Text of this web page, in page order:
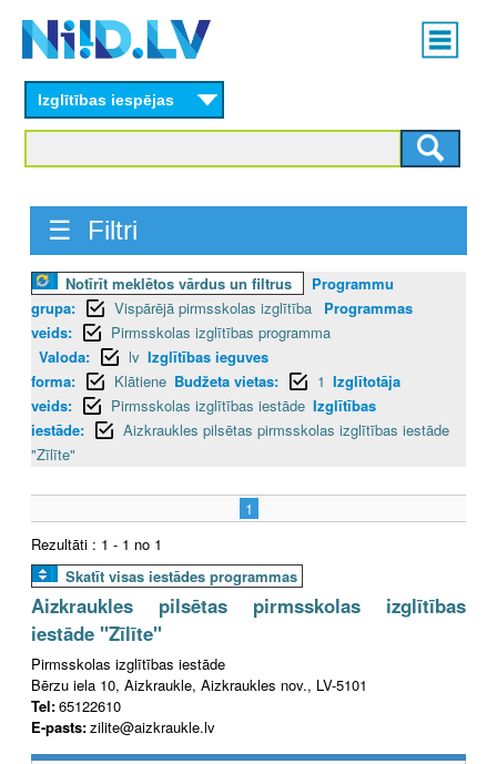
content
Main
menu
Izglītības iespējas
☰ Filtri
Notīrīt meklētos vārdus un filtrus
Programmu
grupa:
Vispārējā pirmsskolas izglītība
Programmas
veids:
Pirmsskolas izglītības programma
Valoda:
lv Izglītības ieguves
forma:
Klātiene Budžeta vietas: 1 Izglītotāja
veids:
Pirmsskolas izglītības iestāde Izglītības
iestāde:
Aizkraukles pilsētas pirmsskolas izglītības iestāde
"Zīlīte"
1
Rezultāti : 1 - 1 no 1
Skatīt visas iestādes programmas
Aizkraukles pilsētas pirmsskolas izglītības
iestāde "Zīlīte"
Pirmsskolas izglītības iestāde
Bērzu iela 10, Aizkraukle, Aizkraukles nov., LV-5101
Tel:65122610
E-pasts:zilite@aizkraukle.lv